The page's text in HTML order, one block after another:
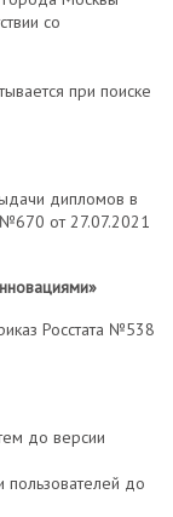
со
при поиске
дипломов в
№670 от 27.07.2021
Росстата №538
до версии
до